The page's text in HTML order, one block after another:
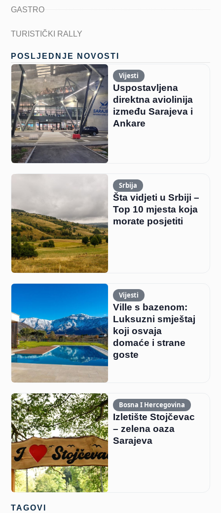
GASTRO
TURISTIČKI RALLY
POSLJEDNJE NOVOSTI
Vijesti
Uspostavljena
direktna aviolinija
između Sarajeva i
Ankare
Srbija
Šta vidjeti u Srbiji –
Top 10 mjesta koja
morate posjetiti
Vijesti
Ville s bazenom:
Luksuzni smještaj
koji osvaja
domaće i strane
goste
Bosna I Hercegovina
Izletište Stojčevac
– zelena oaza
Sarajeva
TAGOVI